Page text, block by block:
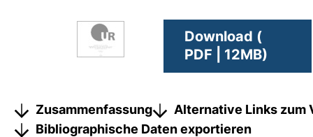
Download (
PDF | 12MB)
Zusammenfassung
Alternative Links zum
Bibliographische Daten exportieren